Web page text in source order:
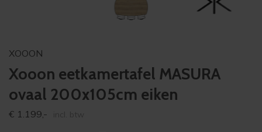
XOOON
Xooon eetkamertafel MASURA
ovaal 200x105cm eiken
€ 1.199,-